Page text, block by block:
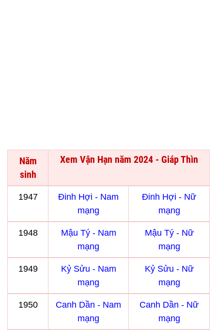
Năm
sinh
Xem Vận Hạn năm 2024 - Giáp Thìn
1947
Đinh Hợi - Nam
mạng
Đinh Hợi - Nữ
mạng
1948
Mậu Tý - Nam
mạng
Mậu Tý - Nữ
mạng
1949
Kỷ Sửu - Nam
mạng
Kỷ Sửu - Nữ
mạng
1950
Canh Dần - Nam
mạng
Canh Dần - Nữ
mạng